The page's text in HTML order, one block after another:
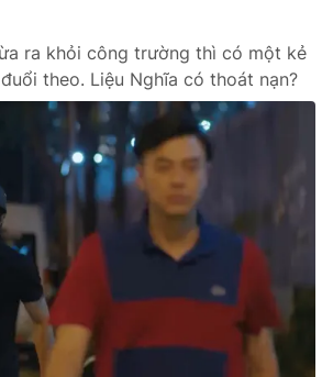
ra khỏi công trường thì có một kẻ
theo. Liệu Nghĩa có thoát nạn?